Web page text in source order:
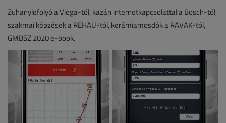
Zuhanylefolyó a Viega-tól, kazán internetkapcsolattal a Bosch-tól,
szakmai képzések a REHAU-tól, kerámiamosdók a RAVAK-tól,
GMBSZ 2020 e-book.